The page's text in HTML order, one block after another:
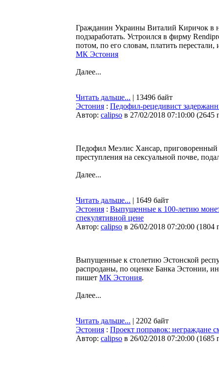
Гражданин Украины Виталий Киричок в
подзаработать. Устроился в фирму
потом, по его словам, платить
МК Эстония
Далее...
Читать дальше... | 13496 байт
Эстония : Педофил-рецедивист
Автор: calipso в 27/02/2018 07:10:00 (2645
Педофил Меэлис Хансар, приговоренный
преступления на сексуальной почве,
Далее...
Читать дальше... | 1649 байт
Эстония : Выпущенные к 100-летию
спекулятивной цене
Автор: calipso в 26/02/2018 07:20:00 (1804
Выпущенные к столетию Эстонской
распроданы, по оценке Банка Эстонии,
пишет МК Эстония.
Далее...
Читать дальше... | 2202 байт
Эстония : Проект поправок: неграждане
Автор: calipso в 26/02/2018 07:20:00 (1685